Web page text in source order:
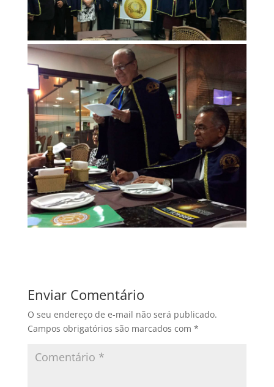
Enviar Comentário
O seu endereço de e-mail não será publicado.
Campos obrigatórios são marcados com *